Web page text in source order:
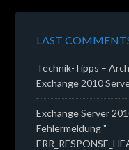
LAST
Technik-Tipps –
Exchange 2010
Exchange Server
Fehlermeldung "